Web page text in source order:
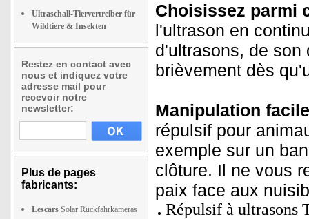
Ultraschall-Tiervertreiber für
Wildtiere & Insekten
Restez en contact avec
nous et indiquez votre
adresse mail pour
recevoir notre
newsletter:
Plus de pages
fabricants:
Lescars Solar Rückfahrkameras
Choisissez parmi
l'ultrason en
d'ultrasons, de son
brièvement dès
Manipulation
répulsif pour
exemple sur un
clôture. Il ne vous
paix face aux
Répulsif à ultrasons